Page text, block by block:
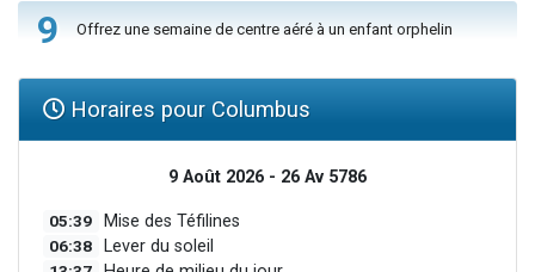
9 Offrez une semaine de centre aéré à un enfant orphelin
Horaires pour Columbus
9 Août 2026 - 26 Av 5786
05:39 Mise des Téfilines
06:38 Lever du soleil